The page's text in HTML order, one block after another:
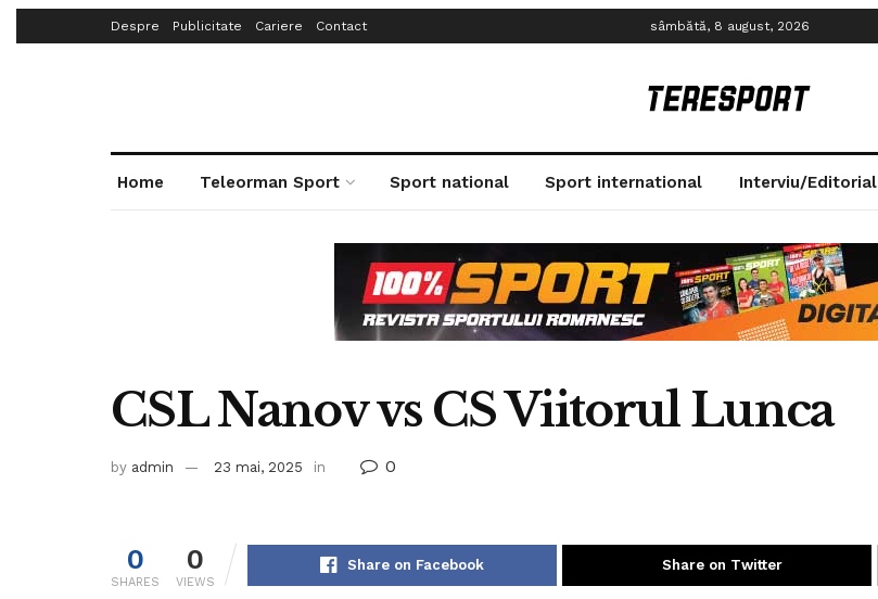
Despre Publicitate Cariere Contact sâmbătă, 8 august, 2026
Home Teleorman Sport Sport national Sport international Interviu/Editorial
CSL Nanov vs CS Viitorul Lunca
by admin 23 mai, 2025 in 0
0
SHARES
0
VIEWS
Share on Facebook Share on Twitter